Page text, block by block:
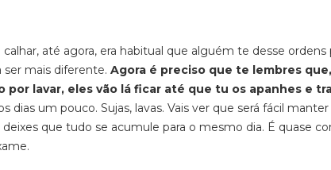
até agora, era habitual que alguém te desse ordens
ser mais diferente. Agora é preciso que te lembres
lavar, eles vão lá ficar até que tu os apanhes e
dias um pouco. Sujas, lavas. Vais ver que será fácil
que tudo se acumule para o mesmo dia. É quase